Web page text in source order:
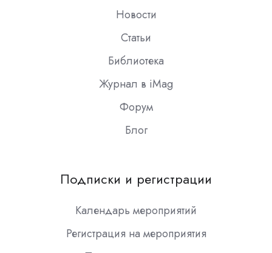
Новости
Статьи
Библиотека
Журнал в iMag
Форум
Блог
Подписки и регистрации
Календарь мероприятий
Регистрация на мероприятия